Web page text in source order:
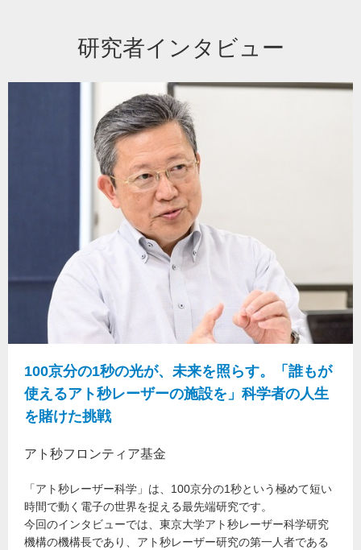
研究者インタビュー
100京分の1秒の光が、未来を照らす。「誰もが
使えるアト秒レーザーの施設を」科学者の人生
を賭けた挑戦
アト秒フロンティア基金
「アト秒レーザー科学」は、100京分の1秒という極めて短い
時間で動く電子の世界を捉える最先端研究です。
今回のインタビューでは、東京大学アト秒レーザー科学研究
機構の機構長であり、アト秒レーザー研究の第一人者である